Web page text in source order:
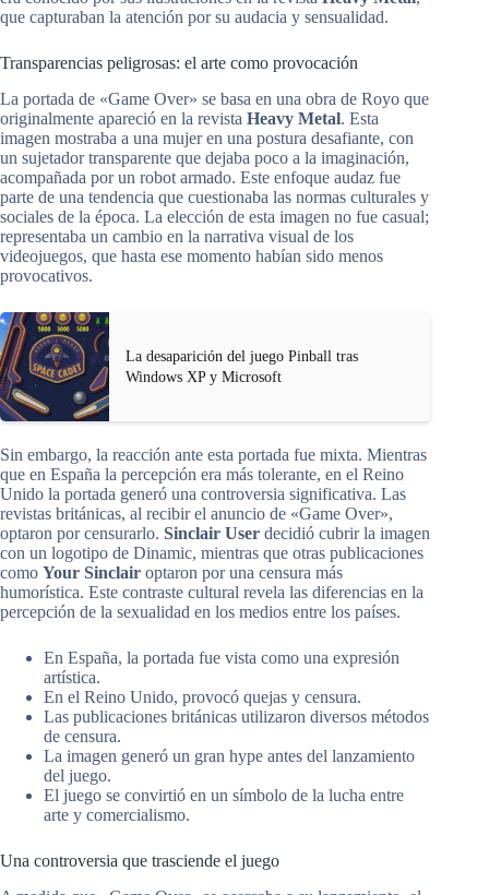
que capturaban la atención por su audacia y sensualidad.
Transparencias peligrosas: el arte como provocación
La portada de «Game Over» se basa en una obra de Royo que
originalmente apareció en la revista Heavy Metal. Esta
imagen mostraba a una mujer en una postura desafiante, con
un sujetador transparente que dejaba poco a la imaginación,
acompañada por un robot armado. Este enfoque audaz fue
parte de una tendencia que cuestionaba las normas culturales y
sociales de la época. La elección de esta imagen no fue casual;
representaba un cambio en la narrativa visual de los
videojuegos, que hasta ese momento habían sido menos
provocativos.
La desaparición del juego Pinball tras
Windows XP y Microsoft
Sin embargo, la reacción ante esta portada fue mixta. Mientras
que en España la percepción era más tolerante, en el Reino
Unido la portada generó una controversia significativa. Las
revistas británicas, al recibir el anuncio de «Game Over»,
optaron por censurarlo. Sinclair User decidió cubrir la imagen
con un logotipo de Dinamic, mientras que otras publicaciones
como Your Sinclair optaron por una censura más
humorística. Este contraste cultural revela las diferencias en la
percepción de la sexualidad en los medios entre los países.
En España, la portada fue vista como una expresión
artística.
En el Reino Unido, provocó quejas y censura.
Las publicaciones británicas utilizaron diversos métodos
de censura.
La imagen generó un gran hype antes del lanzamiento
del juego.
El juego se convirtió en un símbolo de la lucha entre
arte y comercialismo.
Una controversia que trasciende el juego